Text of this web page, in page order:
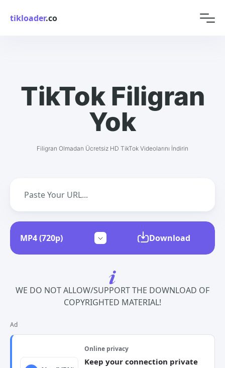
tikloader.co
TikTok Filigran
Yok
Filigran Olmadan Ücretsiz HD TikTok Videolarını İndirin
Download
WE DO NOT ALLOW/SUPPORT THE DOWNLOAD OF
COPYRIGHTED MATERIAL!
Ad
Online privacy
Keep your connection private